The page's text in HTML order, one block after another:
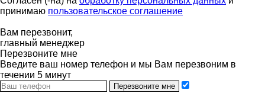
принимаю пользовательское соглашение
Вам перезвонит,
главный менеджер
Перезвоните мне
Введите ваш номер телефон и мы Вам перезвоним в
течении 5 минут
Перезвоните мне